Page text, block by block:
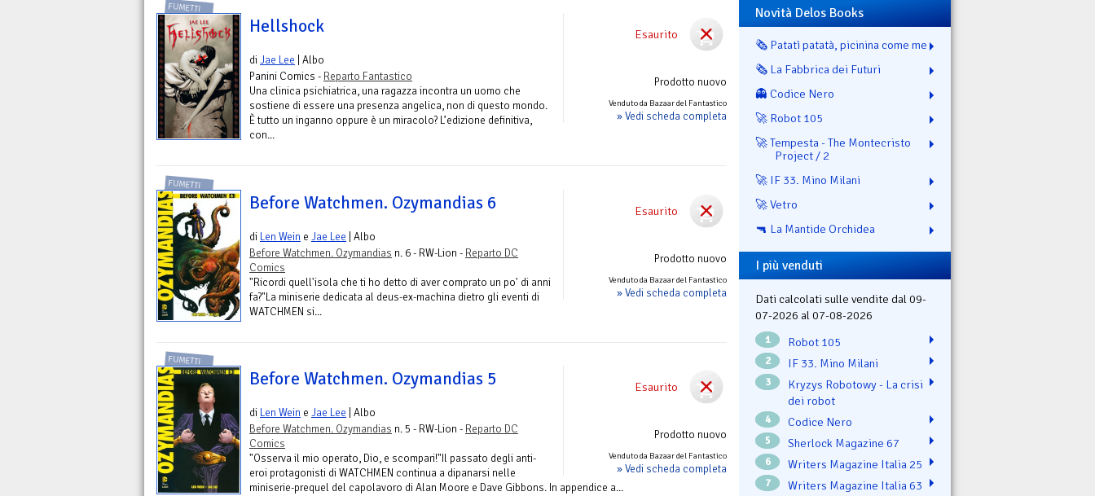
Esaurito
Prodotto nuovo
Venduto da Bazaar del Fantastico
» Vedi scheda completa
FUMETTI
Hellshock
diJae Lee | Albo
Panini Comics - Reparto Fantastico
Una clinica psichiatrica, una ragazza incontra un uomo che
sostiene di essere una presenza angelica, non di questo mondo.
È tutto un inganno oppure è un miracolo? L’edizione definitiva,
con...
Esaurito
Prodotto nuovo
Venduto da Bazaar del Fantastico
» Vedi scheda completa
FUMETTI
Before Watchmen. Ozymandias 6
di Len Wein e Jae Lee | Albo
Before Watchmen. Ozymandias n. 6 - RW-Lion - Reparto DC
Comics
"Ricordi quell'isola che ti ho detto di aver comprato un po' di anni
fa?"La miniserie dedicata al deus-ex-machina dietro gli eventi di
WATCHMEN si...
Esaurito
Prodotto nuovo
Venduto da Bazaar del Fantastico
» Vedi scheda completa
FUMETTI
Before Watchmen. Ozymandias 5
di Len Wein e Jae Lee | Albo
Before Watchmen. Ozymandias n. 5 - RW-Lion - Reparto DC
Comics
"Osserva il mio operato, Dio, e scompari!"Il passato degli anti-
eroi protagonisti di WATCHMEN continua a dipanarsi nelle
miniserie-prequel del capolavoro di Alan Moore e Dave Gibbons. In appendice a...
Novità Delos Books
🗞️ Patatì patatà, picinina come me
🗞️ La Fabbrica dei Futuri
👻 Codice Nero
🚀 Robot 105
🚀 Tempesta - The Montecristo
Project / 2
🚀 IF 33. Mino Milani
🚀 Vetro
🔫 La Mantide Orchidea
I più venduti
Dati calcolati sulle vendite dal 09-
07-2026 al 07-08-2026
1 Robot 105
2 IF 33. Mino Milani
3
Kryzys Robotowy - La crisi
dei robot
4 Codice Nero
5 Sherlock Magazine 67
6 Writers Magazine Italia 25
7 Writers Magazine Italia 63